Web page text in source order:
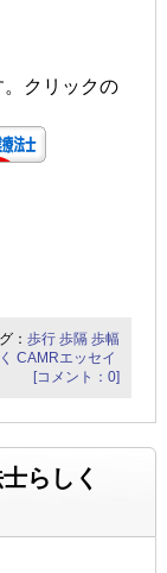
クリックの
：歩行 歩隔 歩幅
CAMRエッセイ
[コメント：0]
らしく